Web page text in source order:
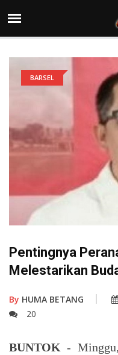
BARSEL
Pentingnya
Melestarikan
By HUMA BETANG
20
BUNTOK -